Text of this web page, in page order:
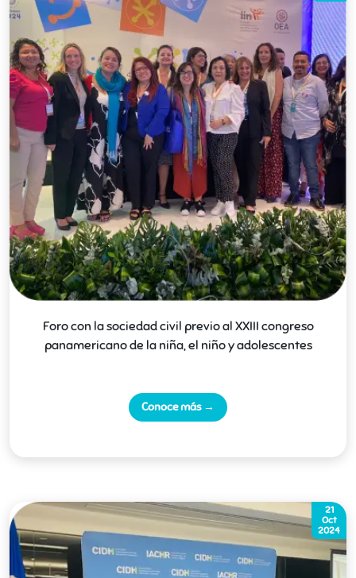
Foro con la sociedad civil previo al XXIII congreso
panamericano de la niña, el niño y adolescentes
Conoce más →
21
Oct
2024